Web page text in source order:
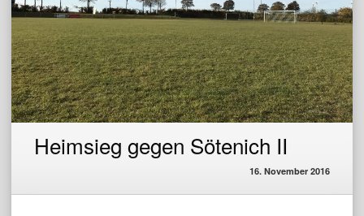
Heimsieg gegen Sötenich II
16. November 2016